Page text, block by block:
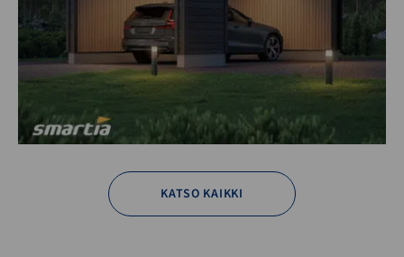
KATSO KAIKKI